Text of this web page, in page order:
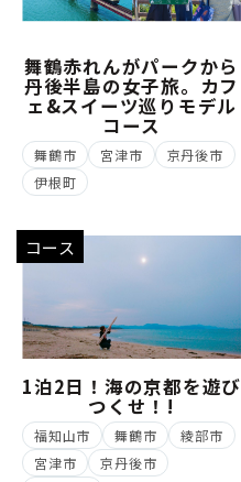
舞鶴赤れんがパークから
丹後半島の女子旅。カフ
ェ&スイーツ巡りモデル
コース
舞鶴市 宮津市
京丹後市
伊根町
コース
1泊2日！海の京都を遊び
つくせ！!
福知山市 舞鶴市
綾部市
宮津市
京丹後市